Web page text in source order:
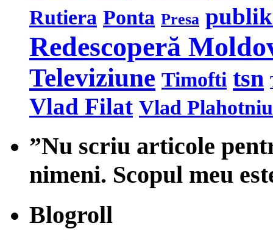
Rutiera Ponta Presa
Redescoperă
Televiziune Timofti tsn
Vlad Filat Vlad
”Nu scriu articole
nimeni. Scopul meu
Blogroll